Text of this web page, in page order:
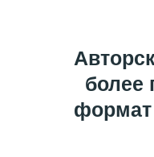
более
формат